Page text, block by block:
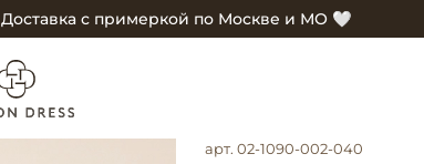
Доставка с примеркой по Москве и МО 🤍
арт. 02-1090-002-040